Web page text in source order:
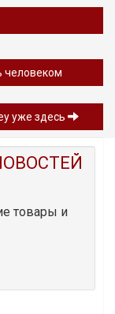
человеком
уже здесь
товары и